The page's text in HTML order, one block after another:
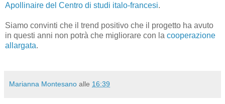
Apollinaire del Centro di studi italo-francesi.
Siamo convinti che il trend positivo che il progetto ha avuto
in questi anni non potrà che migliorare con la cooperazione
allargata.
Marianna Montesano alle 16:39